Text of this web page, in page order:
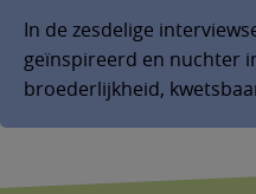
In de zesdelige
geïnspireerd en nuchter
broederlijkheid,